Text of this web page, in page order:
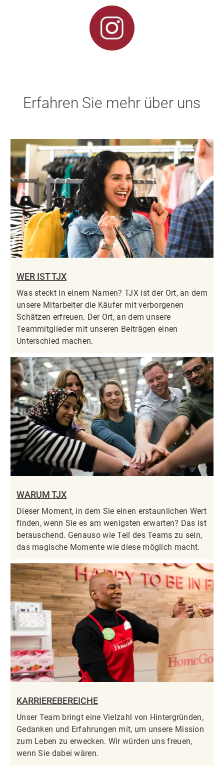
Erfahren Sie mehr über uns
WER IST TJX
Was steckt in einem Namen? TJX ist der Ort, an dem
unsere Mitarbeiter die Käufer mit verborgenen
Schätzen erfreuen. Der Ort, an dem unsere
Teammitglieder mit unseren Beiträgen einen
Unterschied machen.
WARUM TJX
Dieser Moment, in dem Sie einen erstaunlichen Wert
finden, wenn Sie es am wenigsten erwarten? Das ist
berauschend. Genauso wie Teil des Teams zu sein,
das magische Momente wie diese möglich macht.
KARRIEREBEREICHE
Unser Team bringt eine Vielzahl von Hintergründen,
Gedanken und Erfahrungen mit, um unsere Mission
zum Leben zu erwecken. Wir würden uns freuen,
wenn Sie dabei wären.